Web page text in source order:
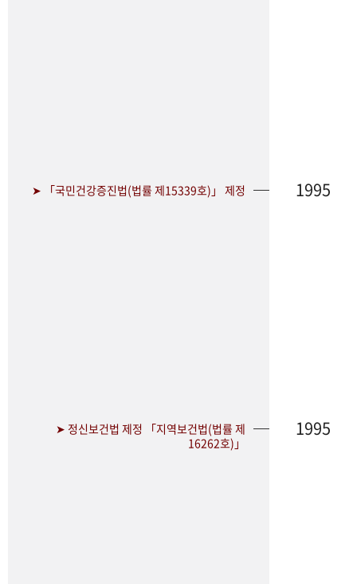
➤ 「국민건강증진법(법률 제15339호)」 제정 1995
➤ 정신보건법 제정 「지역보건법(법률 제
16262호)」
1995